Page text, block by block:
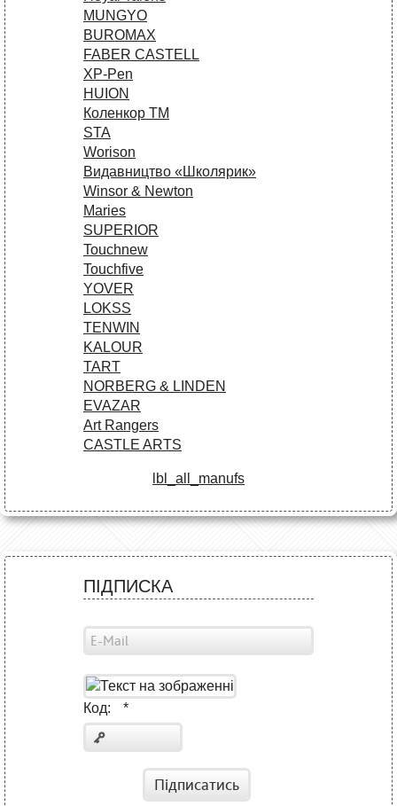
MUNGYO
BUROMAX
FABER CASTELL
XP-Pen
HUION
Коленкор ТМ
STA
Worison
Видавництво «Школярик»
Winsor & Newton
Maries
SUPERIOR
Touchnew
Touchfive
YOVER
LOKSS
TENWIN
KALOUR
TART
NORBERG & LINDEN
EVAZAR
Art Rangers
CASTLE ARTS
lbl_all_manufs
ПІДПИСКА
Код: *
Підписатись